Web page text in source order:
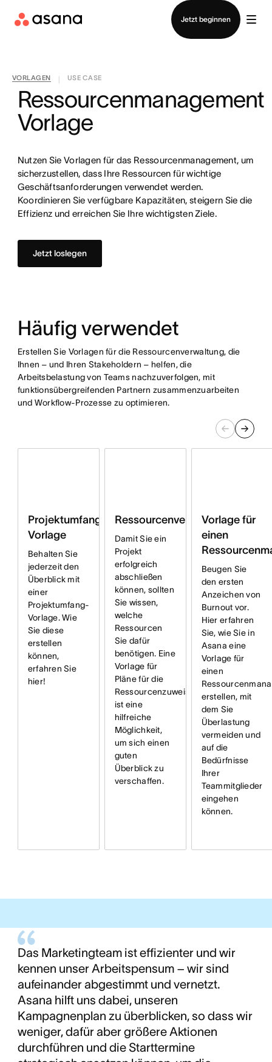
Jetzt beginnen
Vertrieb kontaktieren
VORLAGEN USE CASE
Ressourcenmanagement
Vorlage
Nutzen Sie Vorlagen für das Ressourcenmanagement, um
sicherzustellen, dass Ihre Ressourcen für wichtige
Geschäftsanforderungen verwendet werden.
Koordinieren Sie verfügbare Kapazitäten, steigern Sie die
Effizienz und erreichen Sie Ihre wichtigsten Ziele.
Jetzt loslegen
Häufig verwendet
Erstellen Sie Vorlagen für die Ressourcenverwaltung, die
Ihnen – und Ihren Stakeholdern – helfen, die
Arbeitsbelastung von Teams nachzuverfolgen, mit
funktionsübergreifenden Partnern zusammenzuarbeiten
und Workflow-Prozesse zu optimieren.
Projektumfang-
Vorlage
Behalten Sie
jederzeit den
Überblick mit
einer
Projektumfang-
Vorlage. Wie
Sie diese
erstellen
können,
erfahren Sie
hier!
Ressourcenverteilung
Damit Sie ein
Projekt
erfolgreich
abschließen
können, sollten
Sie wissen,
welche
Ressourcen
Sie dafür
benötigen. Eine
Vorlage für
Pläne für die
Ressourcenzuweisung
ist eine
hilfreiche
Möglichkeit,
um sich einen
guten
Überblick zu
verschaffen.
Vorlage für
einen
Beugen Sie
den ersten
Anzeichen von
Burnout vor.
Hier erfahren
Sie, wie Sie in
Asana eine
Vorlage für
einen
erstellen, mit
dem Sie
Überlastung
vermeiden und
auf die
Bedürfnisse
Ihrer
Teammitglieder
eingehen
können.
Das Marketingteam ist effizienter und wir
kennen unser Arbeitspensum – wir sind
aufeinander abgestimmt und vernetzt.
Asana hilft uns dabei, unseren
Kampagnenplan zu überblicken, so dass wir
weniger, dafür aber größere Aktionen
durchführen und die Starttermine